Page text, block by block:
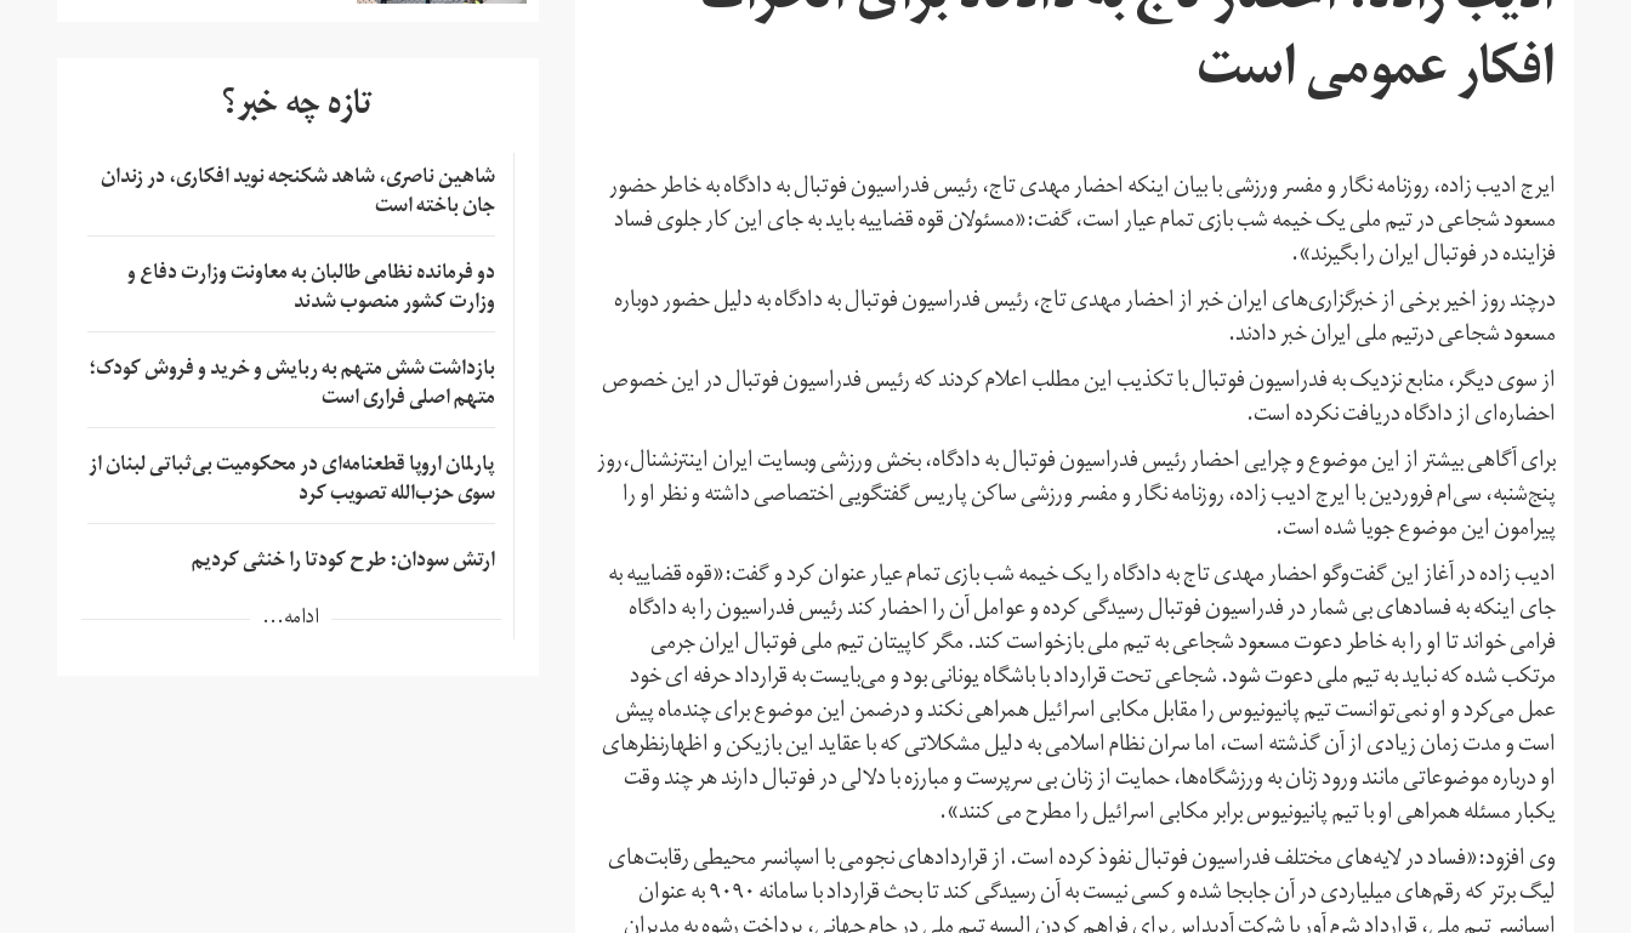
افکار عمومی است
ایرج ادیب زاده، روزنامه نگار و مفسر ورزشی با بیان اینکه احضار مهدی تاج، رئیس فدراسیون فوتبال به دادگاه به خاطر حضور
مسعود شجاعی در تیم ملی یک خیمه شب‌ بازی تمام عیار است، گفت:«مسئولان قوه قضاییه باید به جای این کار جلوی فساد
فزاینده در فوتبال ایران را بگیرند».
درچند روز اخیر برخی از خبرگزاری‌های ایران خبر از احضار مهدی تاج، رئیس فدراسیون فوتبال به دادگاه به دلیل حضور دوباره
مسعود شجاعی درتیم ملی ایران خبر دادند.
از سوی دیگر، منابع نزدیک به فدراسیون فوتبال با تکذیب این مطلب اعلام کردند که رئیس فدراسیون فوتبال در این خصوص
احضاره‌ای از دادگاه دریافت نکرده است.
برای آگاهی بیشتر از این موضوع و چرایی احضار رئیس فدراسیون فوتبال به دادگاه، بخش ورزشی وبسایت ایران اینترنشنال،روز
پنج‌شنبه، سی‌ام فروردین با ایرج ادیب زاده، روزنامه نگار و مفسر ورزشی ساکن پاریس گفتگویی اختصاصی داشته و نظر او را
پیرامون این موضوع جویا شده است.
ادیب زاده در آغاز این گفت‌وگو احضار مهدی تاج به دادگاه را یک خیمه شب بازی تمام عیار عنوان کرد و گفت:«قوه قضاییه به
جای اینکه به فسادهای بی شمار در فدراسیون فوتبال رسیدگی کرده و عوامل آن را احضار کند رئیس فدراسیون را به دادگاه
فرامی خواند تا او را به خاطر دعوت مسعود شجاعی به تیم ملی بازخواست کند. مگر کاپیتان تیم ملی فوتبال ایران جرمی
مرتکب شده که نباید به تیم ملی دعوت شود. شجاعی تحت قرارداد با باشگاه یونانی بود و می‌بایست به قرارداد حرفه ای خود
عمل می‌کرد و او نمی‌توانست تیم پانیونیوس را مقابل مکابی اسرائیل همراهی نکند و درضمن این موضوع برای چندماه پیش
است و مدت زمان زیادی از آن گذشته است، اما سران نظام اسلامی به دلیل مشکلاتی که با عقاید این بازیکن و اظهارنظرهای
او درباره موضوعاتی مانند ورود زنان به ورزشگاه‌ها، حمایت از زنان بی سرپرست و مبارزه با دلالی در فوتبال دارند هر چند وقت
یکبار مسئله همراهی او با تیم پانیونیوس برابر مکابی اسرائیل را مطرح می کنند».
وی افزود:«فساد در لایه‌های مختلف فدراسیون فوتبال نفوذ کرده است. از قراردادهای نجومی با اسپانسر محیطی رقابت‌های
لیگ برتر که رقم‌های میلیاردی در آن جابجا شده و کسی نیست به آن رسیدگی کند تا بحث قرارداد با سامانه ۹۰۹۰ به عنوان
تازه چه خبر؟
شاهین ناصری، شاهد شکنجه نوید افکاری، در زندان
جان باخته است
دو فرمانده نظامی طالبان به معاونت وزارت دفاع و
وزارت کشور منصوب شدند
بازداشت شش متهم به ربایش و خرید و فروش کودک؛
متهم اصلی فراری است
پارلمان اروپا قطعنامه‌ای در محکومیت بی‌ثباتی لبنان از
سوی حزب‌الله تصویب کرد
ارتش سودان: طرح کودتا را خنثی کردیم
ادامه...